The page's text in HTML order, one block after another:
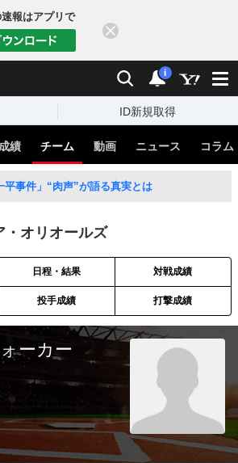
報はアプリで
検索 通知
i
ID新規取得
績 チーム 動画 ニュース コラム
平事件」“肉声”が語る真実とは
・オリオールズ
日程・結果 対戦成績
投手成績 打撃成績
ーカー